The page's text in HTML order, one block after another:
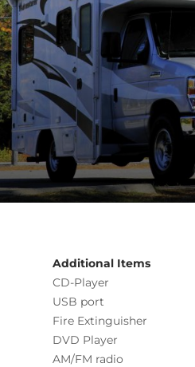
Additional Items
CD-Player
USB port
Fire Extinguisher
DVD Player
AM/FM radio